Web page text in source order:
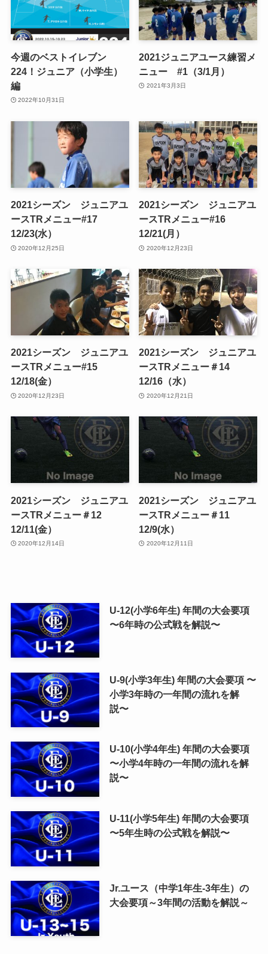
今週のベストイレブン
224！ジュニア（小学生）
編
2022年10月31日
2021ジュニアユース練習メ
ニュー #1（3/1月）
2021年3月3日
2021シーズン ジュニアユ
ースTRメニュー#17
12/23(水）
2020年12月25日
2021シーズン ジュニアユ
ースTRメニュー#16
12/21(月）
2020年12月23日
2021シーズン ジュニアユ
ースTRメニュー#15
12/18(金）
2020年12月23日
2021シーズン ジュニアユ
ースTRメニュー＃14
12/16（水）
2020年12月21日
2021シーズン ジュニアユ
ースTRメニュー＃12
12/11(金）
2020年12月14日
2021シーズン ジュニアユ
ースTRメニュー＃11
12/9(水）
2020年12月11日
U-12(小学6年生) 年間の大会要項
〜6年時の公式戦を解説〜
U-9(小学3年生) 年間の大会要項 〜
小学3年時の一年間の流れを解
説〜
U-10(小学4年生) 年間の大会要項
〜小学4年時の一年間の流れを解
説〜
U-11(小学5年生) 年間の大会要項
〜5年生時の公式戦を解説〜
Jr.ユース（中学1年生-3年生）の
大会要項～3年間の活動を解説～